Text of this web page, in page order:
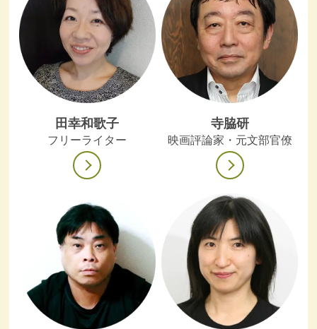
田幸和歌子
フリーライター
寺脇研
映画評論家・元文部官僚